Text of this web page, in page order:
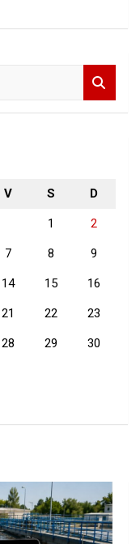
V S D
1 2
7 8 9
14 15 16
21 22 23
28 29 30